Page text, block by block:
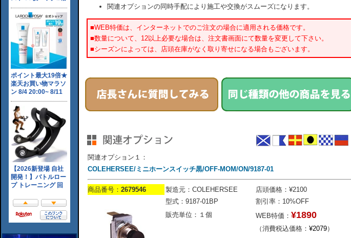
関連オプションの同時手配により施工や交換がスムーズになります。
■WEB特価は、インターネットでのご注文の場合に適用される価格です。
■数量について、12以上必要な場合は、注文書画面にて数量を変更して下さい。
■シーズンによっては、店頭在庫がなく取り寄せになる場合もございます。
関連オプション１：
COLEHERSEE/ミニホーンスイッチ黒/OFF-MOM/ON/9187-01
商品番号： 2679546 製造元：COLEHERSEE
店頭価格：¥2100
型式：9187-01BP
割引率：10%OFF
販売単位：１個
WEB特価： ¥1890
（消費税込価格： ¥2079）